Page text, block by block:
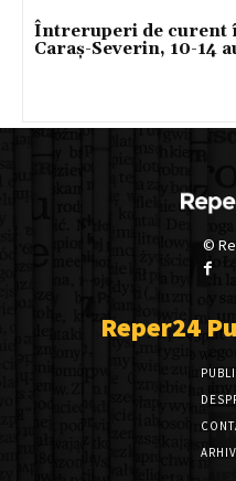
Întreruperi de curent
Caraș-Severin, 10-14
©
Reper24